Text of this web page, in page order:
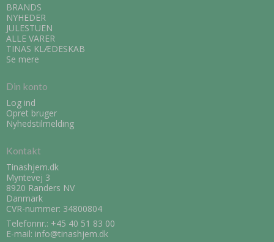
BRANDS
NYHEDER
JULESTUEN
ALLE VARER
TINAS KLÆDESKAB
Se mere
Din konto
Log ind
Opret bruger
Nyhedstilmelding
Kontakt
Tinashjem.dk
Myntevej 3
8920 Randers NV
Danmark
CVR-nummer: 34800804
Telefonnr.: +45 40 51 83 00
E-mail: info@tinashjem.dk